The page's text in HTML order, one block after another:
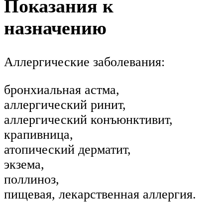
Показания к
назначению
Аллергические заболевания:
бронхиальная астма,
аллергический ринит,
аллергический конъюнктивит,
крапивница,
атопический дерматит,
экзема,
поллиноз,
пищевая, лекарственная аллергия.